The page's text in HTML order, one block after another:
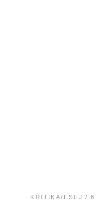
KRITIKA/ESEJ 6